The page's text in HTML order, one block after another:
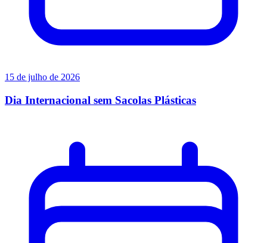
15 de julho de 2026
Dia Internacional sem Sacolas Plásticas